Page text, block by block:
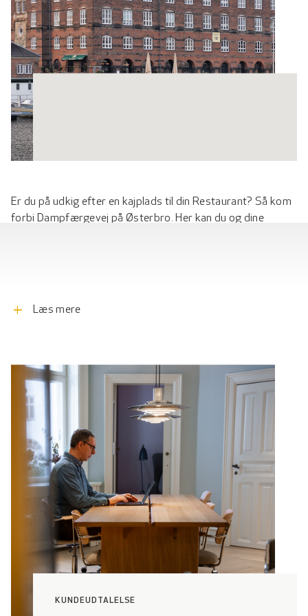
Er du på udkig efter en kajplads til din Restaurant? Så kom
forbi Dampfærgevej på Østerbro. Her kan du og dine
Dampfærgevej får I central beliggenhed med kun få
området og forbipasserende på kajen. Dampfærgevej er en
del af et område med stor virkelyst og udvikling.
add Læs mere
KUNDEUDTALELSE